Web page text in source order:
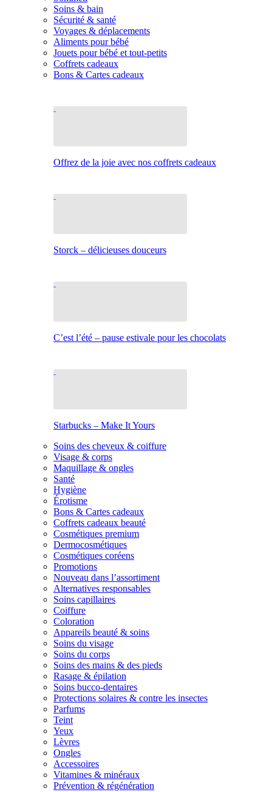
Soins & bain
Sécurité & santé
Voyages & déplacements
Aliments pour bébé
Jouets pour bébé et tout-petits
Coffrets cadeaux
Bons & Cartes cadeaux
Offrez de la joie avec nos coffrets cadeaux
Storck – délicieuses douceurs
C’est l’été – pause estivale pour les chocolats
Starbucks – Make It Yours
Soins des cheveux & coiffure
Visage & corps
Maquillage & ongles
Santé
Hygiène
Érotisme
Bons & Cartes cadeaux
Coffrets cadeaux beauté
Cosmétiques premium
Dermocosmétiques
Cosmétiques coréens
Promotions
Nouveau dans l’assortiment
Alternatives responsables
Soins capillaires
Coiffure
Coloration
Appareils beauté & soins
Soins du visage
Soins du corps
Soins des mains & des pieds
Rasage & épilation
Soins bucco-dentaires
Protections solaires & contre les insectes
Parfums
Teint
Yeux
Lèvres
Ongles
Accessoires
Vitamines & minéraux
Prévention & régénération